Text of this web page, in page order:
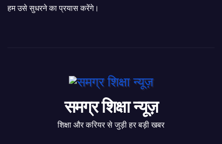
हम उसे सुधरने का प्रयास करेंगे।
समग्र शिक्षा न्यूज़
शिक्षा और करियर से जुड़ी हर बड़ी खबर